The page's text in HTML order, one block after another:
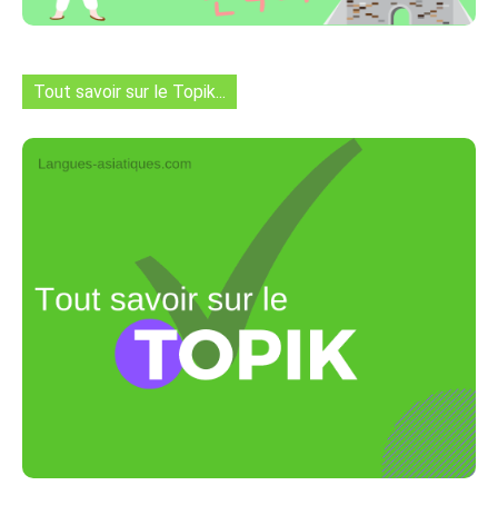
Tout savoir sur le Topik...